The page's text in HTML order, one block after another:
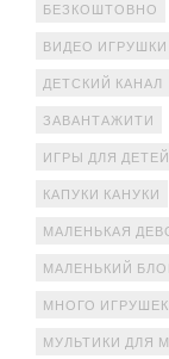
БЕЗКОШТОВНО
ВИДЕО ИГРУШКИ
ДЕТСКИЙ КАНАЛ
ЗАВАНТАЖИТИ
ИГРЫ ДЛЯ ДЕТЕЙ
КАПУКИ КАНУКИ
МАЛЕНЬКАЯ
МАЛЕНЬКИЙ
МНОГО ИГРУШЕК
МУЛЬТИКИ ДЛЯ